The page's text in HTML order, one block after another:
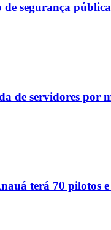
segurança
de servidores por
terá 70 pilotos